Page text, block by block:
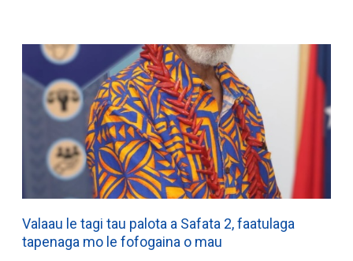
Valaau le tagi tau palota a Safata 2, faatulaga
tapenaga mo le fofogaina o mau